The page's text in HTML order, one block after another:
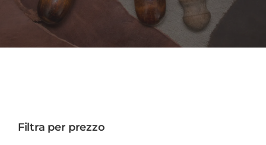
CARRELLO
Filtra per prezzo